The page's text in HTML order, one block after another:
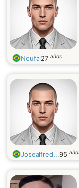
Noufal27 años
Josealfred...95